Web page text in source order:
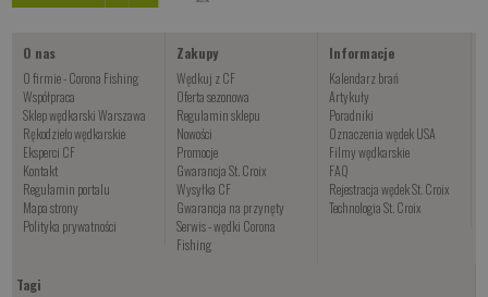
O nas
O firmie - Corona Fishing
Współpraca
Sklep wędkarski Warszawa
Rękodzieło wędkarskie
Eksperci CF
Kontakt
Regulamin portalu
Mapa strony
Polityka prywatności
Zakupy
Wędkuj z CF
Oferta sezonowa
Regulamin sklepu
Nowości
Promocje
Gwarancja St. Croix
Wysyłka CF
Gwarancja na przynęty
Serwis - wędki Corona
Fishing
Informacje
Kalendarz brań
Artykuły
Poradniki
Oznaczenia wędek USA
Filmy wędkarskie
FAQ
Rejestracja wędek St. Croix
Technologia St. Croix
Tagi